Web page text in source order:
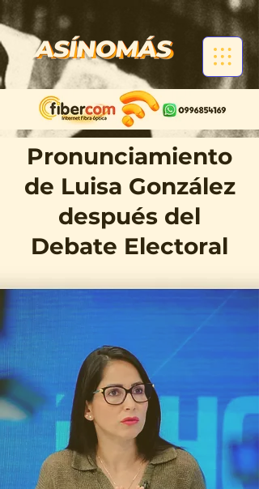
Pronunciamiento
de Luisa González
después del
Debate Electoral